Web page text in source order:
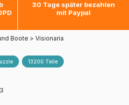
30 Tage später bezahlen
mit Paypal
Boote > Visionaria
13200 Teile